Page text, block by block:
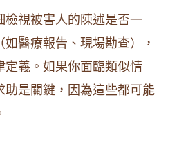
檢視被害人的陳述是否一
醫療報告、現場勘查），
定義。如果你面臨類似情
助是關鍵，因為這些都可能